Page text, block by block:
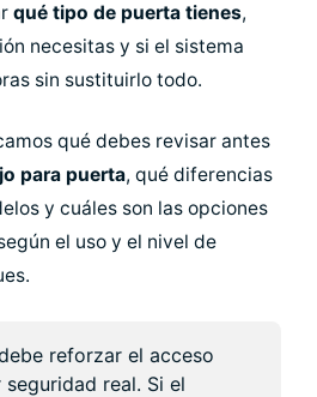
qué tipo de puerta tienes,
necesitas y si el sistema
sin sustituirlo todo.
qué debes revisar antes
para puerta, qué diferencias
y cuáles son las opciones
el uso y el nivel de
reforzar el acceso
real. Si el